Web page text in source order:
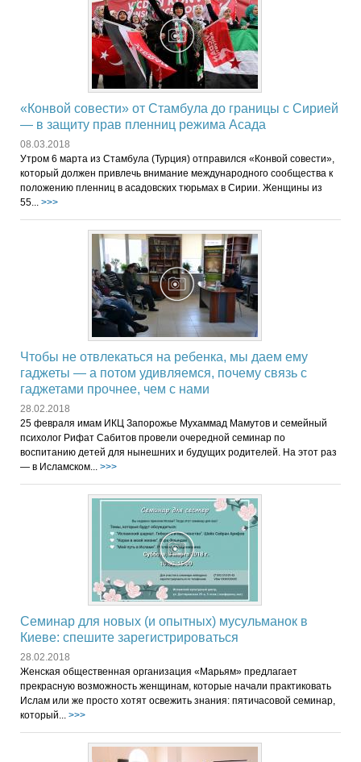
«Конвой совести» от Стамбула до границы с Сирией
— в защиту прав пленниц режима Асада
08.03.2018
Утром 6 марта из Стамбула (Турция) отправился «Конвой совести»,
который должен привлечь внимание международного сообщества к
положению пленниц в асадовских тюрьмах в Сирии. Женщины из
55... >>>
Чтобы не отвлекаться на ребенка, мы даем ему
гаджеты — а потом удивляемся, почему связь с
гаджетами прочнее, чем с нами
28.02.2018
25 февраля имам ИКЦ Запорожье Мухаммад Мамутов и семейный
психолог Рифат Сабитов провели очередной семинар по
воспитанию детей для нынешних и будущих родителей. На этот раз
— в Исламском... >>>
Семинар для новых (и опытных) мусульманок в
Киеве: спешите зарегистрироваться
28.02.2018
Женская общественная организация «Марьям» предлагает
прекрасную возможность женщинам, которые начали практиковать
Ислам или же просто хотят освежить знания: пятичасовой семинар,
который... >>>